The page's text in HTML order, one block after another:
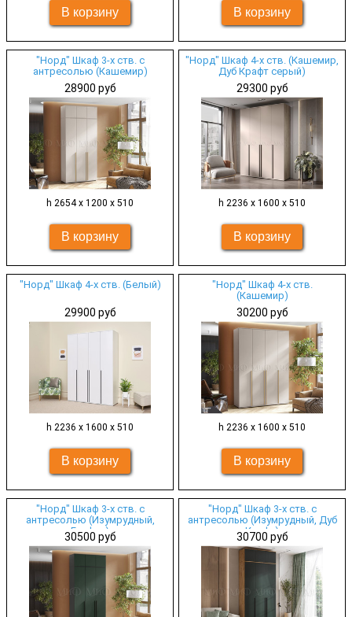
"Норд" Шкаф 3-х ств. с
антресолью (Кашемир)
28900 руб
h 2654 х 1200 х 510
"Норд" Шкаф 4-х ств. (Кашемир,
Дуб Крафт серый)
29300 руб
h 2236 х 1600 х 510
"Норд" Шкаф 4-х ств. (Белый)
29900 руб
h 2236 х 1600 х 510
"Норд" Шкаф 4-х ств.
(Кашемир)
30200 руб
h 2236 х 1600 х 510
"Норд" Шкаф 3-х ств. с
антресолью (Изумрудный,
Графит)
30500 руб
"Норд" Шкаф 3-х ств. с
антресолью (Изумрудный, Дуб
Крафт)
30700 руб